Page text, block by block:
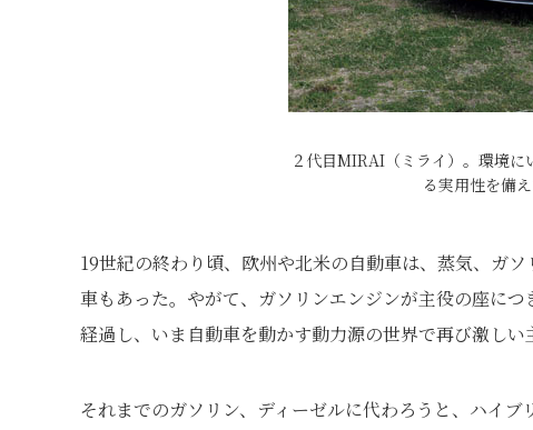
２代目MIRAI（ミライ）。環境
る実用性を備
19世紀の終わり頃、欧州や北米の自動車は、蒸気、ガ
車もあった。やがて、ガソリンエンジンが主役の座に
経過し、いま自動車を動かす動力源の世界で再び激しい
それまでのガソリン、ディーゼルに代わろうと、ハイ